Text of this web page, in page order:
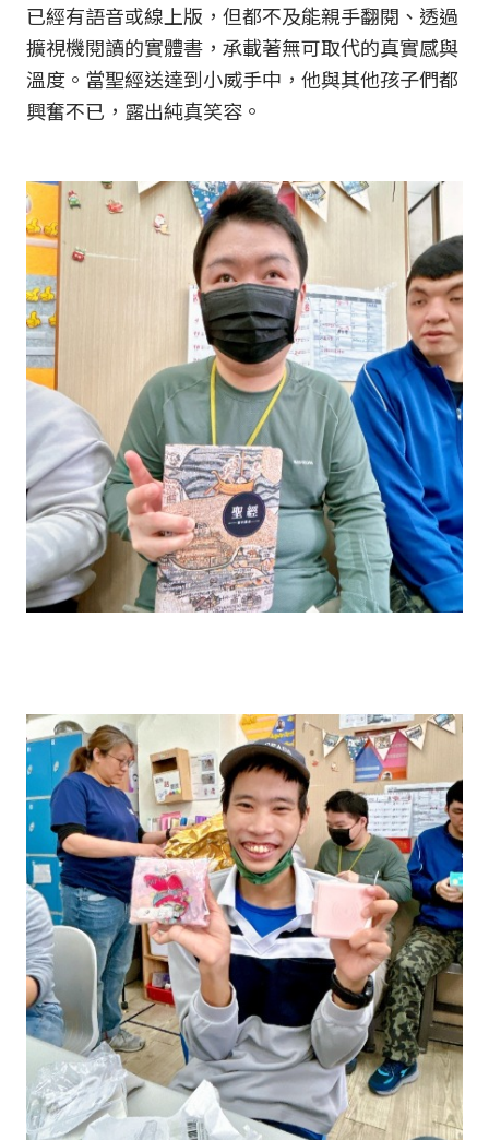
已經有語音或線上版，但都不及能親手翻閱、透過
擴視機閱讀的實體書，承載著無可取代的真實感與
溫度。當聖經送達到小威手中，他與其他孩子們都
興奮不已，露出純真笑容。